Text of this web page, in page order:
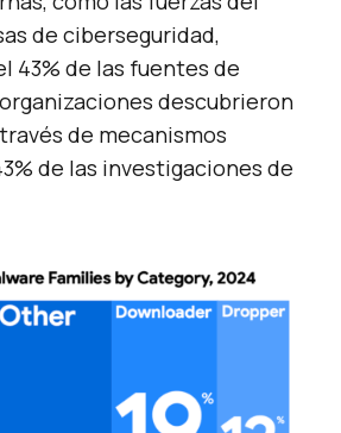
de ciberseguridad,
43% de las fuentes de
descubrieron
de mecanismos
de las investigaciones de